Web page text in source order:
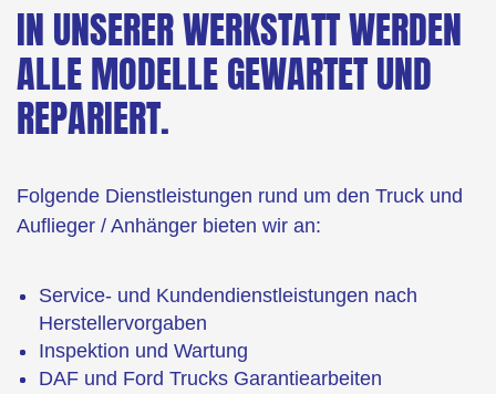
IN UNSERER WERKSTATT WERDEN
ALLE MODELLE GEWARTET UND
REPARIERT.
Folgende Dienstleistungen rund um den Truck und
Auflieger / Anhänger bieten wir an:
Service- und Kundendienstleistungen nach
Herstellervorgaben
Inspektion und Wartung
DAF und Ford Trucks Garantiearbeiten